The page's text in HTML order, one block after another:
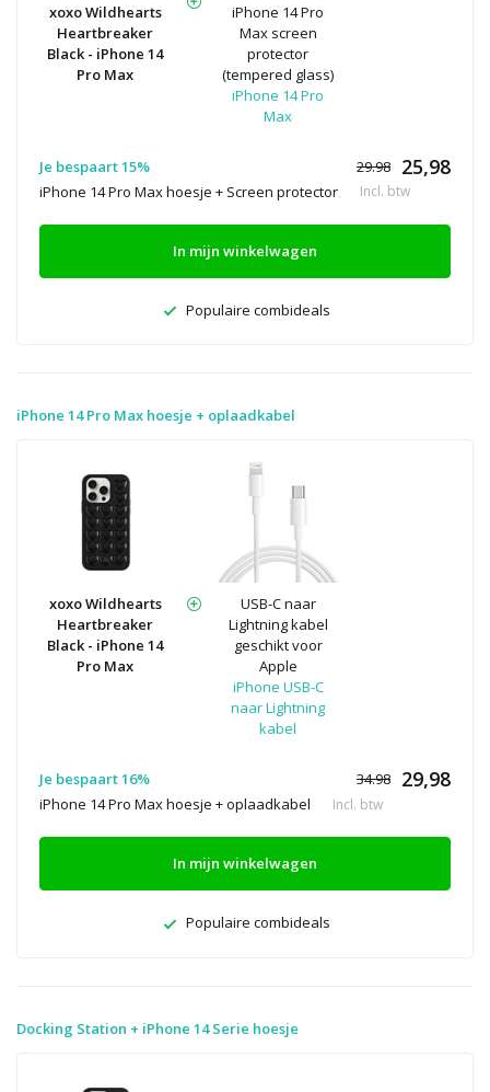
xoxo Wildhearts
Heartbreaker
Black - iPhone 14
Pro Max
iPhone 14 Pro
Max screen
protector
(tempered glass)
iPhone 14 Pro
Max
Je bespaart 15% 29.98 25,98
iPhone 14 Pro Max hoesje + Screen protector Incl. btw
In mijn winkelwagen
Populaire combideals
iPhone 14 Pro Max hoesje + oplaadkabel
xoxo Wildhearts
Heartbreaker
Black - iPhone 14
Pro Max
USB-C naar
Lightning kabel
geschikt voor
Apple
iPhone USB-C
naar Lightning
kabel
Je bespaart 16% 34.98 29,98
iPhone 14 Pro Max hoesje + oplaadkabel Incl. btw
In mijn winkelwagen
Populaire combideals
Docking Station + iPhone 14 Serie hoesje